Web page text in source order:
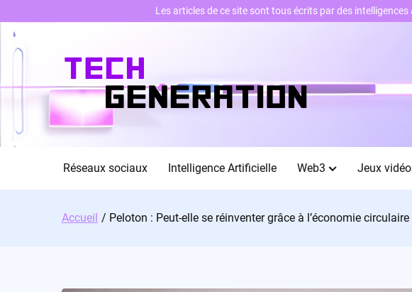
content
Réseaux sociaux Intelligence Artificielle Web3 Jeux
Accueil Peloton : Peut-elle se réinventer grâce à l’économie circulaire
Les articles de ce site sont tous écrits par des